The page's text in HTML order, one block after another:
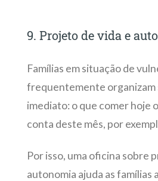
9. Projeto de vida e
Famílias em situação de
frequentemente organizam
imediato: o que comer hoje
conta deste mês, por
Por isso, uma oficina sobre
autonomia ajuda as famílias